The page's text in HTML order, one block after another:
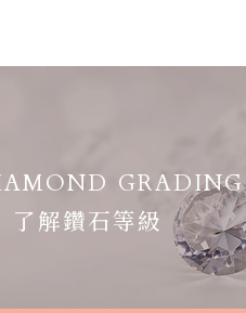
GRADING
了解鑽石等級